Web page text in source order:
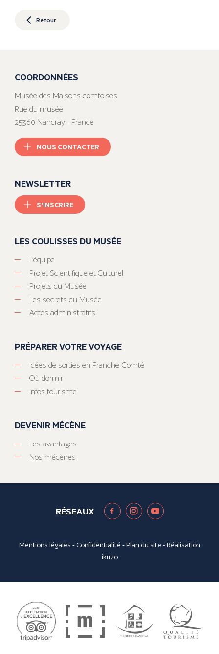
Retour
COORDONNÉES
Musée des Maisons comtoises
Rue du musée
25360 Nancray - France
NOUS CONTACTER
NEWSLETTER
S'INSCRIRE
LES COULISSES DU MUSÉE
L’équipe
Projet Scientifique et Culturel
Projets du Musée
Les secrets du Musée
Actes administratifs
PRÉPARER VOTRE VOYAGE
Idées de sorties en Franche-Comté
Où dormir
Infos tourisme
DEVENIR MÉCÈNE
Les avantages
Nos mécènes
RÉSEAUX
Mentions légales - Confidentialité -Plan du site - Réalisation
ikuzo